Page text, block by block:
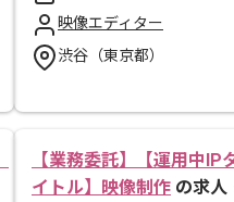
映像エディター
渋谷（東京都）
【業務委託】【運用中IP
イトル】映像制作 の求人